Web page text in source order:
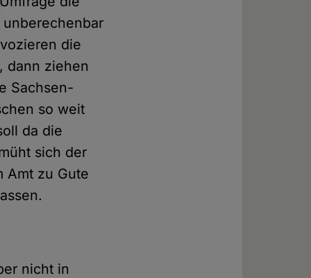
die
dann ziehen
Sachsen-
so weit
da die
sich der
Amt zu Gute
nicht in